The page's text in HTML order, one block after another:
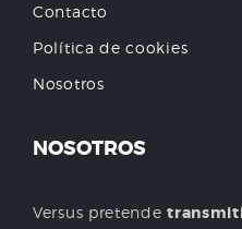
Contacto
Política de cookies
Nosotros
NOSOTROS
Versus pretende